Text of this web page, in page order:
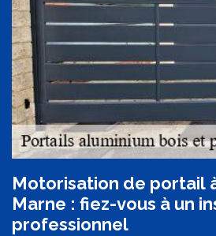
Motorisation de portail
Marne : fiez-vous à un
professionnel